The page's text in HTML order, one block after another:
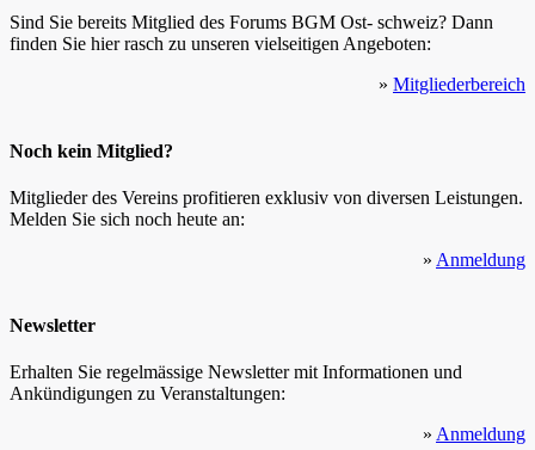
Sind Sie bereits Mitglied des Forums BGM Ost- schweiz? Dann
finden Sie hier rasch zu unseren vielseitigen Angeboten:
» Mitgliederbereich
Noch kein Mitglied?
Mitglieder des Vereins profitieren exklusiv von diversen Leistungen.
Melden Sie sich noch heute an:
» Anmeldung
Newsletter
Erhalten Sie regelmässige Newsletter mit Informationen und
Ankündigungen zu Veranstaltungen:
» Anmeldung